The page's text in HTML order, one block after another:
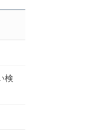
検